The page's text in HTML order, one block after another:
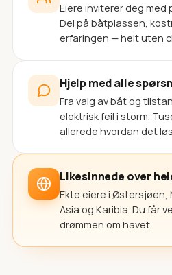
Eiere inviterer deg med
Del på båtplassen,
erfaringen — helt uten
Hjelp med alle
Fra valg av båt og
elektrisk feil i storm.
allerede hvordan det
Likesinnede over
Ekte eiere i
Asia og Karibia. Du får
drømmen om havet.